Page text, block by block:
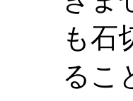
も石
るこ